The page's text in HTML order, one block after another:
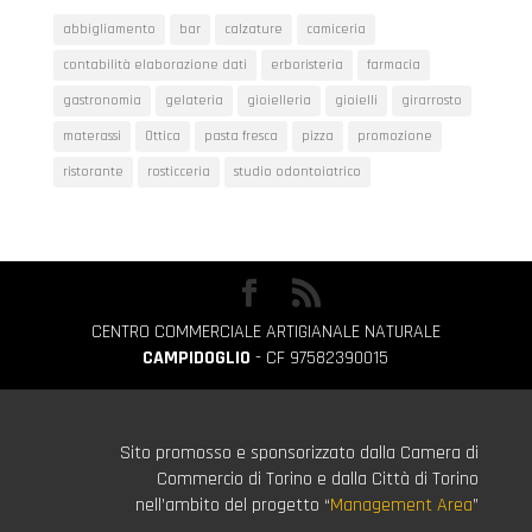
abbigliamento bar calzature
camiceria
contabilità elaborazione dati
erboristeria
farmacia
gastronomia
gelateria gioielleria gioielli
girarrosto
materassi
Ottica pasta fresca pizza
promozione
ristorante
rosticceria studio odontoiatrico
CENTRO COMMERCIALE ARTIGIANALE NATURALE
CAMPIDOGLIO - CF 97582390015
Sito promosso e sponsorizzato dalla Camera di
Commercio di Torino e dalla Città di Torino
nell’ambito del progetto “Management Area”